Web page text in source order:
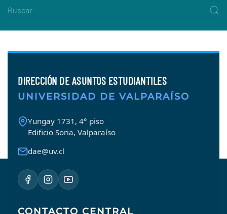
DIRECCIÓN DE ASUNTOS ESTUDIANTILES
UNIVERSIDAD DE VALPARAÍSO
Yungay 1731, 4° piso
Edificio Soria, Valparaíso
dae@uv.cl
CONTACTO CENTRAL